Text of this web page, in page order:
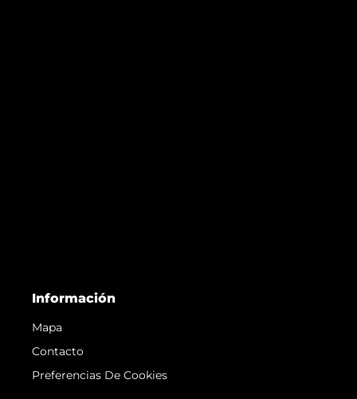
Información
Mapa
Contacto
Preferencias De Cookies